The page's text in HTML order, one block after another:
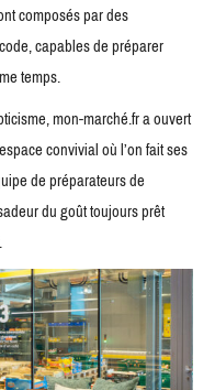
composés par des
capables de préparer
temps.
mon-marché.fr a ouvert
convivial où l’on fait ses
de préparateurs de
du goût toujours prêt